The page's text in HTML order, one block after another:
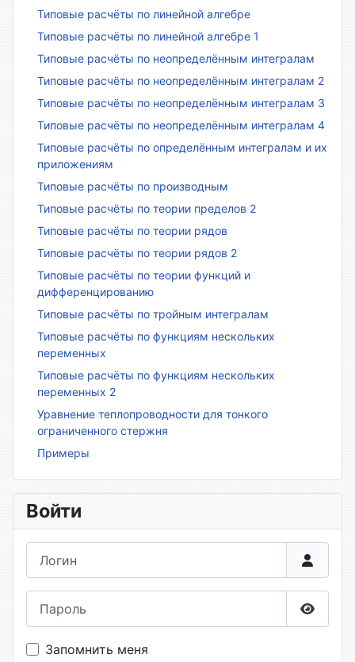
Типовые расчёты по линейной алгебре
Типовые расчёты по линейной алгебре 1
Типовые расчёты по неопределённым интегралам
Типовые расчёты по неопределённым интегралам 2
Типовые расчёты по неопределённым интегралам 3
Типовые расчёты по неопределённым интегралам 4
Типовые расчёты по определённым интегралам и их
приложениям
Типовые расчёты по производным
Типовые расчёты по теории пределов 2
Типовые расчёты по теории рядов
Типовые расчёты по теории рядов 2
Типовые расчёты по теории функций и
дифференцированию
Типовые расчёты по тройным интегралам
Типовые расчёты по функциям нескольких
переменных
Типовые расчёты по функциям нескольких
переменных 2
Уравнение теплопроводности для тонкого
ограниченного стержня
Примеры
Войти
Запомнить меня